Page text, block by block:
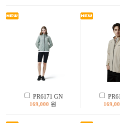
PR6171 GN
169,000 원